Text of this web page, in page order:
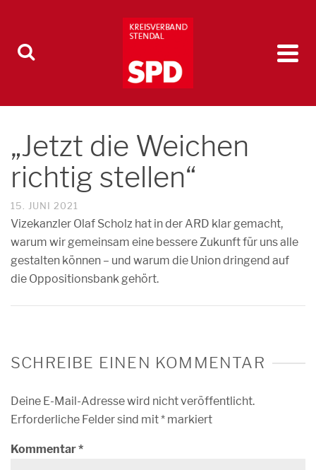
„Jetzt die Weichen
richtig stellen“
15. JUNI 2021
Vizekanzler Olaf Scholz hat in der ARD klar gemacht,
warum wir gemeinsam eine bessere Zukunft für uns alle
gestalten können – und warum die Union dringend auf
die Oppositionsbank gehört.
SCHREIBE EINEN KOMMENTAR
Deine E-Mail-Adresse wird nicht veröffentlicht.
Erforderliche Felder sind mit* markiert
Kommentar*